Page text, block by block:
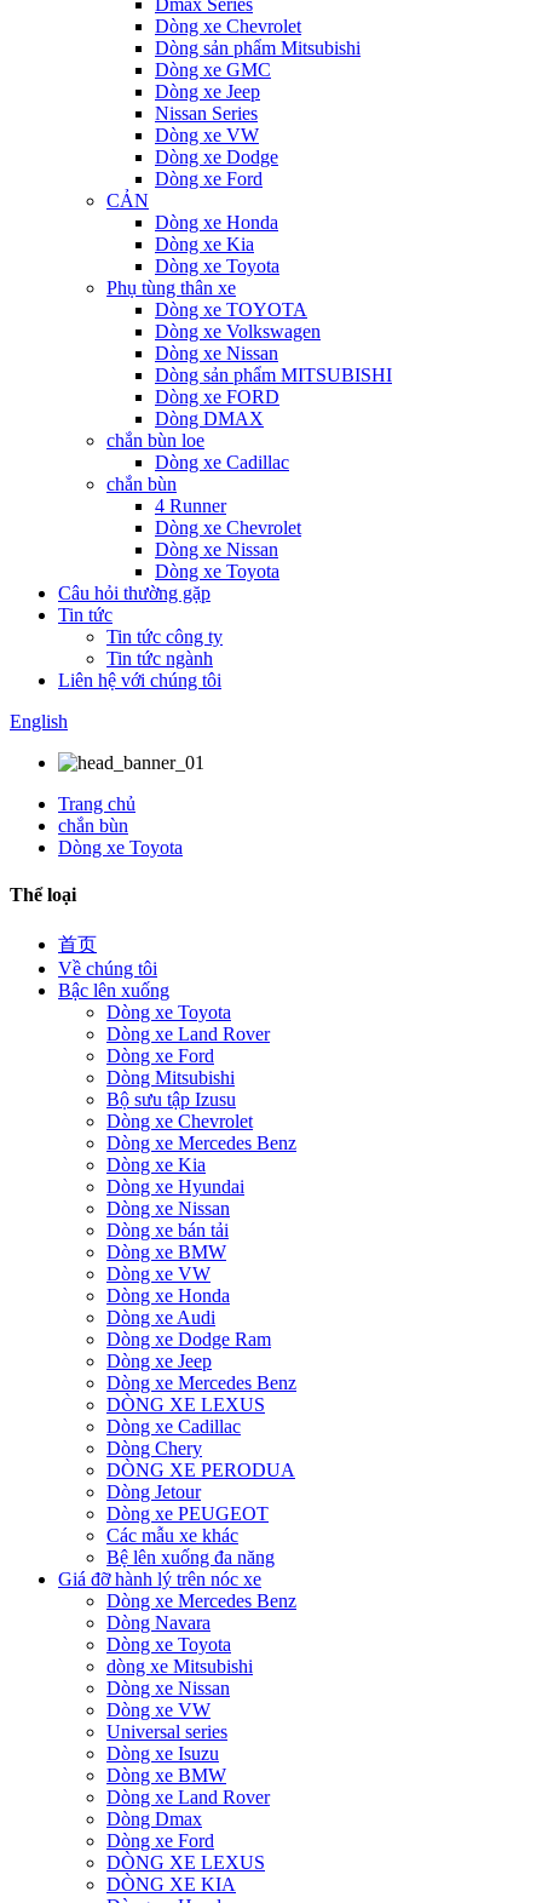
Dmax Series
Dòng xe Chevrolet
Dòng sản phẩm Mitsubishi
Dòng xe GMC
Dòng xe Jeep
Nissan Series
Dòng xe VW
Dòng xe Dodge
Dòng xe Ford
CẢN
Dòng xe Honda
Dòng xe Kia
Dòng xe Toyota
Phụ tùng thân xe
Dòng xe TOYOTA
Dòng xe Volkswagen
Dòng xe Nissan
Dòng sản phẩm MITSUBISHI
Dòng xe FORD
Dòng DMAX
chắn bùn loe
Dòng xe Cadillac
chắn bùn
4 Runner
Dòng xe Chevrolet
Dòng xe Nissan
Dòng xe Toyota
Câu hỏi thường gặp
Tin tức
Tin tức công ty
Tin tức ngành
Liên hệ với chúng tôi
English
Trang chủ
chắn bùn
Dòng xe Toyota
Thể loại
首页
Về chúng tôi
Bậc lên xuống
Dòng xe Toyota
Dòng xe Land Rover
Dòng xe Ford
Dòng Mitsubishi
Bộ sưu tập Izusu
Dòng xe Chevrolet
Dòng xe Mercedes Benz
Dòng xe Kia
Dòng xe Hyundai
Dòng xe Nissan
Dòng xe bán tải
Dòng xe BMW
Dòng xe VW
Dòng xe Honda
Dòng xe Audi
Dòng xe Dodge Ram
Dòng xe Jeep
Dòng xe Mercedes Benz
DÒNG XE LEXUS
Dòng xe Cadillac
Dòng Chery
DÒNG XE PERODUA
Dòng Jetour
Dòng xe PEUGEOT
Các mẫu xe khác
Bệ lên xuống đa năng
Giá đỡ hành lý trên nóc xe
Dòng xe Mercedes Benz
Dòng Navara
Dòng xe Toyota
dòng xe Mitsubishi
Dòng xe Nissan
Dòng xe VW
Universal series
Dòng xe Isuzu
Dòng xe BMW
Dòng xe Land Rover
Dòng Dmax
Dòng xe Ford
DÒNG XE LEXUS
DÒNG XE KIA